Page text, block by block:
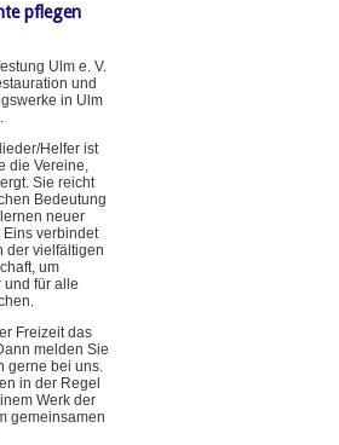
pflegen
Ulm e. V.
und
in Ulm
Helfer ist
die Vereine,
Sie reicht
Bedeutung
neuer
verbindet
der vielfältigen
um
und für alle
Freizeit das
melden Sie
gerne bei uns.
in der Regel
Werk der
gemeinsamen